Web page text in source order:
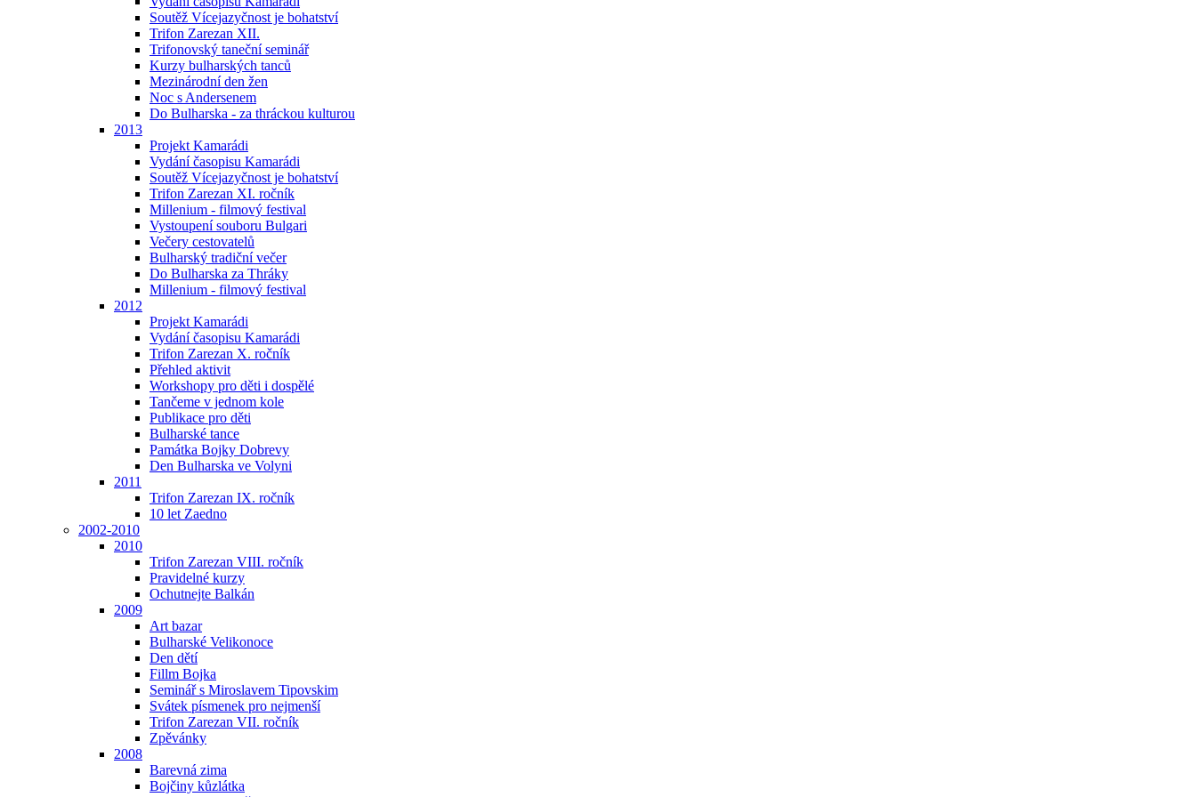
Soutěž Vícejazyčnost je bohatství
Trifon Zarezan XII.
Trifonovský taneční seminář
Kurzy bulharských tanců
Mezinárodní den žen
Noc s Andersenem
Do Bulharska - za thráckou kulturou
2013
Projekt Kamarádi
Vydání časopisu Kamarádi
Soutěž Vícejazyčnost je bohatství
Trifon Zarezan XI. ročník
Millenium - filmový festival
Vystoupení souboru Bulgari
Večery cestovatelů
Bulharský tradiční večer
Do Bulharska za Thráky
Millenium - filmový festival
2012
Projekt Kamarádi
Vydání časopisu Kamarádi
Trifon Zarezan X. ročník
Přehled aktivit
Workshopy pro děti i dospělé
Tančeme v jednom kole
Publikace pro děti
Bulharské tance
Památka Bojky Dobrevy
Den Bulharska ve Volyni
2011
Trifon Zarezan IX. ročník
10 let Zaedno
2002-2010
2010
Trifon Zarezan VIII. ročník
Pravidelné kurzy
Ochutnejte Balkán
2009
Art bazar
Bulharské Velikonoce
Den dětí
Fillm Bojka
Seminář s Miroslavem Tipovskim
Svátek písmenek pro nejmenší
Trifon Zarezan VII. ročník
Zpěvánky
2008
Barevná zima
Bojčiny kůzlátka